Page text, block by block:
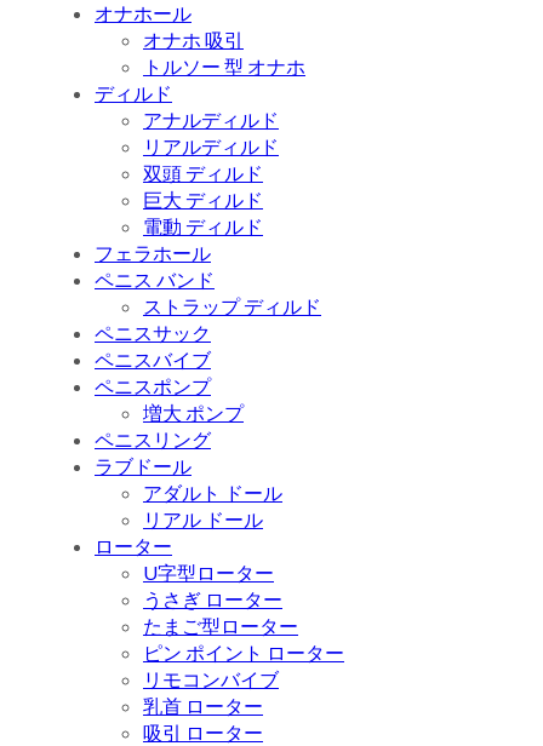
オナホール
オナホ 吸引
トルソー 型 オナホ
ディルド
アナルディルド
リアルディルド
双頭 ディルド
巨大 ディルド
電動 ディルド
フェラホール
ペニス バンド
ストラップ ディルド
ペニスサック
ペニスバイブ
ペニスポンプ
増大 ポンプ
ペニスリング
ラブドール
アダルト ドール
リアル ドール
ローター
U字型ローター
うさぎ ローター
たまご型ローター
ピン ポイント ローター
リモコンバイブ
乳首 ローター
吸引 ローター